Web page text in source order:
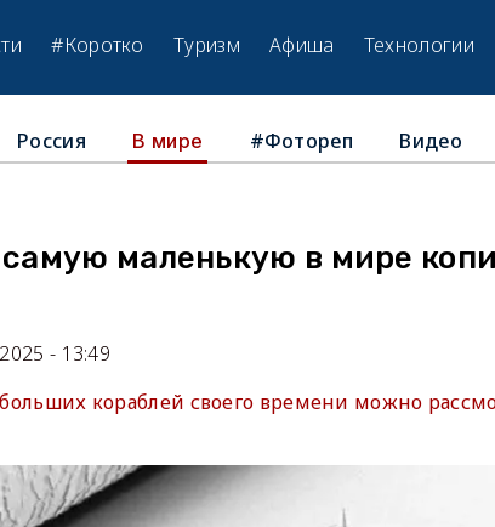
#Коротко Туризм Афиша Технологии
Россия В мире #Фотореп Видео
маленькую в мире
- 13:49
кораблей своего времени можно